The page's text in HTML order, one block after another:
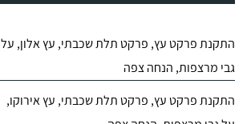
התקנת פרקט עץ, פרקט תלת שכבתי, עץ אלון, על
גבי מרצפות, הנחה צפה
התקנת פרקט עץ, פרקט תלת שכבתי, עץ אירוקו,